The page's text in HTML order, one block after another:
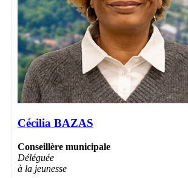
Cécilia BAZAS
Conseillère municipale
Déléguée
à la jeunesse